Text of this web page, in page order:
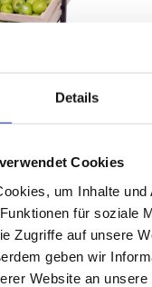
Details
Cookies
um Inhalte und
für soziale
Zugriffe auf unsere
geben wir
Website an